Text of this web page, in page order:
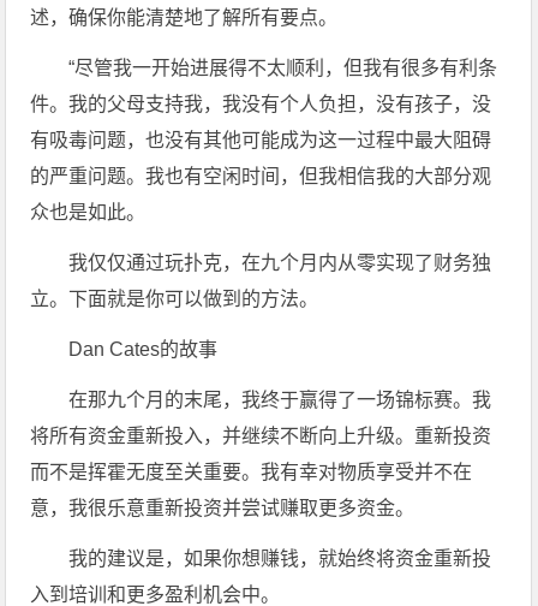
述，确保你能清楚地了解所有要点。
“尽管我一开始进展得不太顺利，但我有很多有利条
件。我的父母支持我，我没有个人负担，没有孩子，没
有吸毒问题，也没有其他可能成为这一过程中最大阻碍
的严重问题。我也有空闲时间，但我相信我的大部分观
众也是如此。
我仅仅通过玩扑克，在九个月内从零实现了财务独
立。下面就是你可以做到的方法。
Dan Cates的故事
在那九个月的末尾，我终于赢得了一场锦标赛。我
将所有资金重新投入，并继续不断向上升级。重新投资
而不是挥霍无度至关重要。我有幸对物质享受并不在
意，我很乐意重新投资并尝试赚取更多资金。
我的建议是，如果你想赚钱，就始终将资金重新投
入到培训和更多盈利机会中。